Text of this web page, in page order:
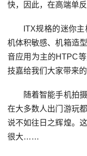
快，因此，在高端单
ITX规格的迷你主
机体积敏感、机箱造
音应用为主的HTPC
技嘉给我们大家带来
随着智能手机拍摄
在大多数人出门游玩
说不如往日之辉煌。
很大……